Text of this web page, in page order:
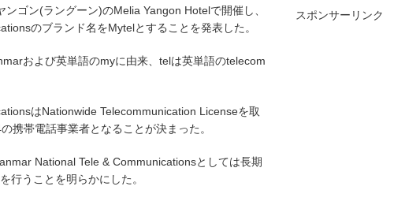
ゴン(ラングーン)のMelia Yangon Hotelで開催し、
のブランド名をMytelとすることを発表した。
および英単語のmyに由来、telは英単語のtelecom
はNationwide Telecommunication Licenseを取
携帯電話事業者となることが決まった。
National Tele & Communicationsとしては長期
行うことを明らかにした。
スポンサーリンク